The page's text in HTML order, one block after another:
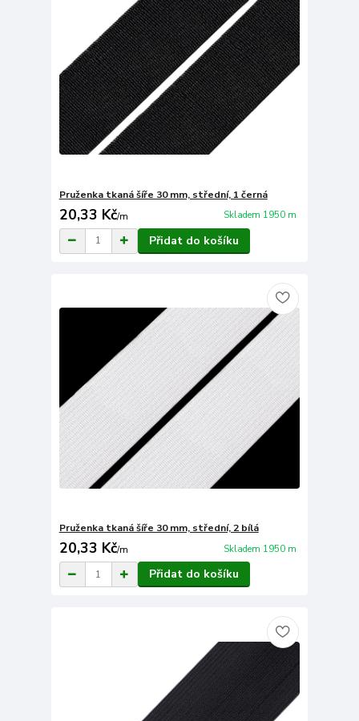
Pruženka tkaná šíře 30 mm, střední, 1 černá
20,33 Kč/m Skladem 1950 m
Přidat do košíku
Pruženka tkaná šíře 30 mm, střední, 2 bílá
20,33 Kč/m Skladem 1950 m
Přidat do košíku